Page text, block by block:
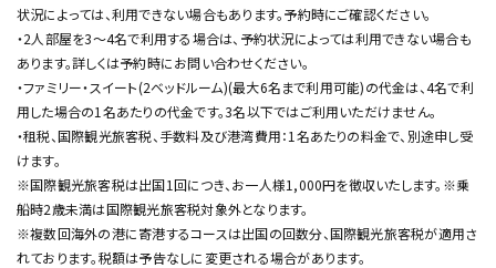
状況によっては、利⽤できない場合もあります。予約時にご確認ください。
・2⼈部屋を3〜4名で利⽤する場合は、予約状況によっては利⽤できない場合も
あります。詳しくは予約時にお問い合わせください。
・ファミリー・スイート(2ベッドルーム)(最⼤6名まで利⽤可能)の代⾦は、4名で利
⽤した場合の1名あたりの代⾦です。3名以下ではご利⽤いただけません。
・租税、国際観光旅客税、⼿数料及び港湾費⽤：1名あたりの料⾦で、別途申し受
けます。
※国際観光旅客税は出国1回につき、お⼀⼈様1,000円を徴収いたします。※乗
船時2歳未満は国際観光旅客税対象外となります。
※複数回海外の港に寄港するコースは出国の回数分、国際観光旅客税が適⽤さ
れております。税額は予告なしに変更される場合があります。